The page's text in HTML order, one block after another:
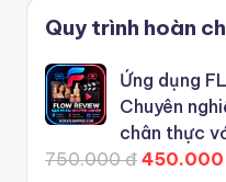
Quy trình hoàn
Ứng dụng
Chuyên
chân thực
750.000 đ 450.000